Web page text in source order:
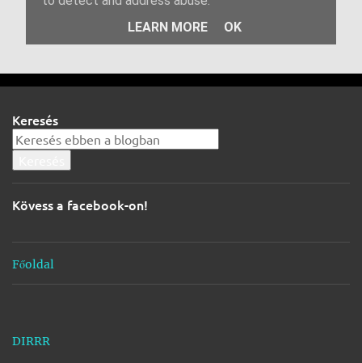
g
e
y
z
s
k
Keresés
Kövess a facebook-on!
Főoldal
DIRRR